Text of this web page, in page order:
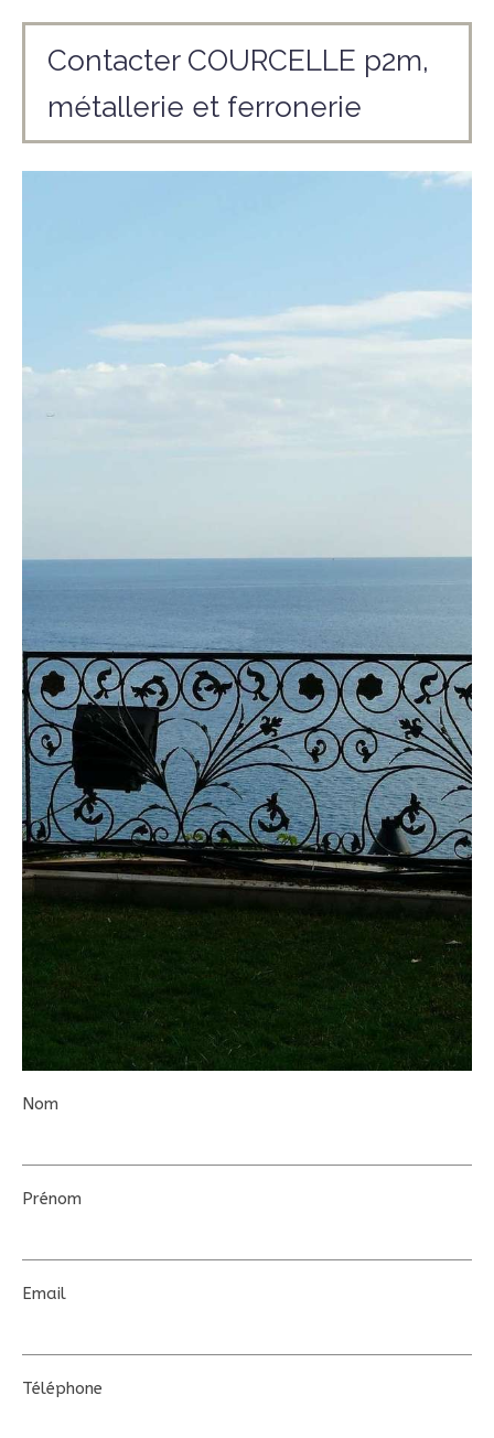
Contacter COURCELLE p2m,
métallerie et ferronerie
Nom
Prénom
Email
Téléphone